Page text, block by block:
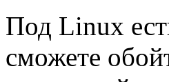
Под Linux
сможете